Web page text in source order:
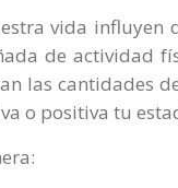
vida influyen
de actividad
las cantidades
o positiva tu